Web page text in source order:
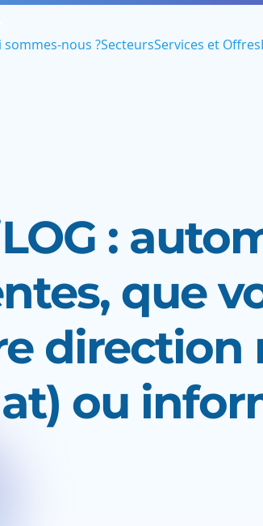
sommes-nous ?SecteursServices et Offres
:
que
direction
ou